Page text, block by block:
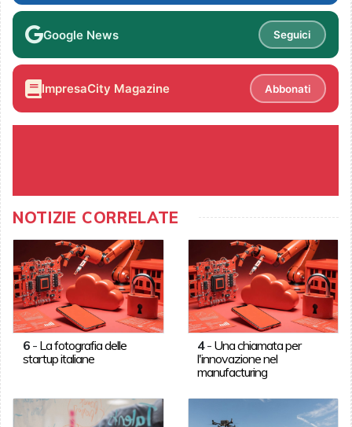
Google News Seguici
ImpresaCity Magazine Abbonati
NOTIZIE CORRELATE
6- La fotografia delle
startup italiane
4- Una chiamata per
l'innovazione nel
manufacturing